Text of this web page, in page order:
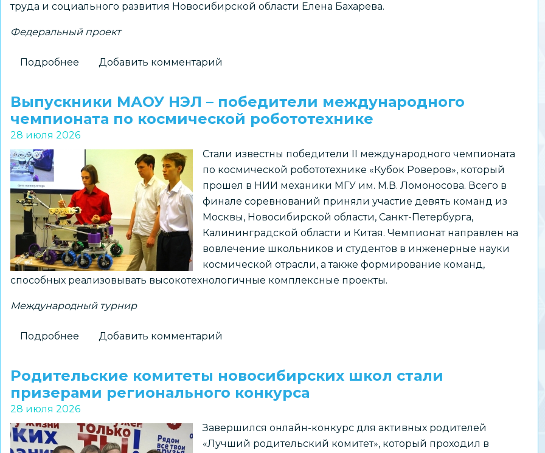
труда и социального развития Новосибирской области Елена Бахарева.
Федеральный проект
Подробнее
Президенте
РФ
по
ребенка
обсудила
в
Новосибирске
вопросы
профилактики
социального
сиротства
Добавить комментарий
Выпускники МАОУ НЭЛ – победители международного
чемпионата по космической робототехнике
28 июля 2026
Стали известны победители II международного чемпионата
по космической робототехнике «Кубок Роверов», который
прошел в НИИ механики МГУ им. М.В. Ломоносова. Всего в
финале соревнований приняли участие девять команд из
Москвы, Новосибирской области, Санкт-Петербурга,
Калининградской области и Китая. Чемпионат направлен на
вовлечение школьников и студентов в инженерные науки
космической отрасли, а также формирование команд,
способных реализовывать высокотехнологичные комплексные проекты.
Международный турнир
Подробнее
НЭЛ
–
победители
международного
чемпионата
Добавить комментарий
Родительские комитеты новосибирских школ стали
призерами регионального конкурса
28 июля 2026
Завершился онлайн-конкурс для активных родителей
«Лучший родительский комитет», который проходил в